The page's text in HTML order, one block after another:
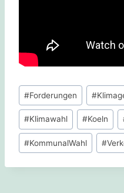
Schlagworte:
#Forderungen #
#Klimawahl #Koeln
#KommunalWahl #